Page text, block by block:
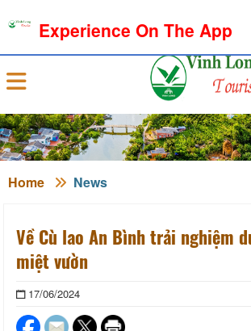
Sign in
Home News
Về Cù lao An Bình trải nghiệm
miệt vườn
17/06/2024
Experience On The App